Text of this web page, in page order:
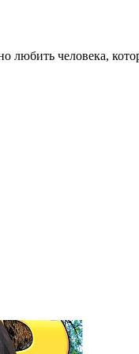
любить человека,